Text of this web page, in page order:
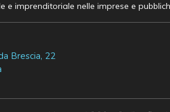
e imprenditoriale nelle imprese e
Brescia, 22